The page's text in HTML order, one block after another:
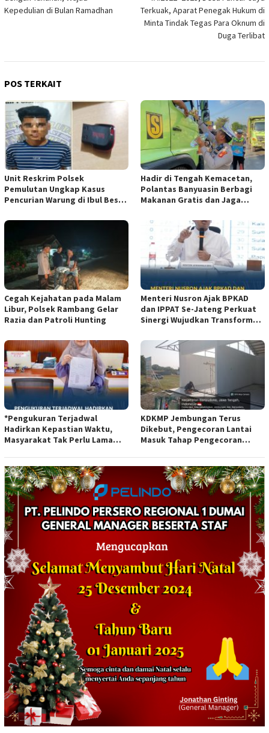
Kepedulian di Bulan Ramadhan
Terkuak, Aparat Penegak Hukum di
Minta Tindak Tegas Para Oknum di
Duga Terlibat
POS TERKAIT
Unit Reskrim Polsek
Pemulutan Ungkap Kasus
Pencurian Warung di Ibul Besar
Hadir di Tengah Kemacetan,
Polantas Banyuasin Berbagi
Makanan Gratis dan Jaga
Cegah Kejahatan pada Malam
Libur, Polsek Rambang Gelar
Razia dan Patroli Hunting
Menteri Nusron Ajak BPKAD
dan IPPAT Se-Jateng Perkuat
Sinergi Wujudkan Transformasi
*Pengukuran Terjadwal
Hadirkan Kepastian Waktu,
Masyarakat Tak Perlu Lama
KDKMP Jembungan Terus
Dikebut, Pengecoran Lantai
Masuk Tahap Pengecoran